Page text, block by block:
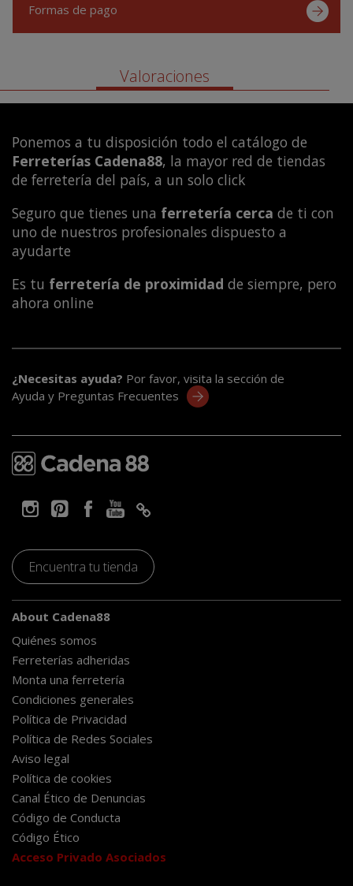
Formas de pago
Valoraciones
Ponemos a tu disposición todo el catálogo de
Ferreterías Cadena88, la mayor red de tiendas
de ferretería del país, a un solo click
Seguro que tienes una ferretería cerca de ti con
uno de nuestros profesionales dispuesto a
ayudarte
Es tu ferretería de proximidad de siempre, pero
ahora online
¿Necesitas ayuda? Por favor, visita la sección de
Ayuda y Preguntas Frecuentes
Encuentra tu tienda
About Cadena88
Quiénes somos
Ferreterías adheridas
Monta una ferretería
Condiciones generales
Política de Privacidad
Política de Redes Sociales
Aviso legal
Política de cookies
Canal Ético de Denuncias
Código de Conducta
Código Ético
Acceso Privado Asociados